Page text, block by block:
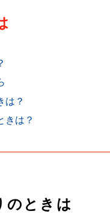
は？
きは？
のときは